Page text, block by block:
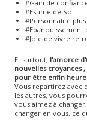
#Gain de
#Estime de Soi
#Personnalité
#Epanouissement
#Joie de vivre
Et surtout, l'amorce
nouvelles croyances
pour être enfin
Vous repartirez avec
les autres, vous
vous aimez à
changer en vous, ce